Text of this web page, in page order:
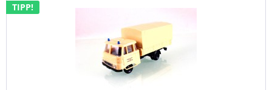
TIPP!